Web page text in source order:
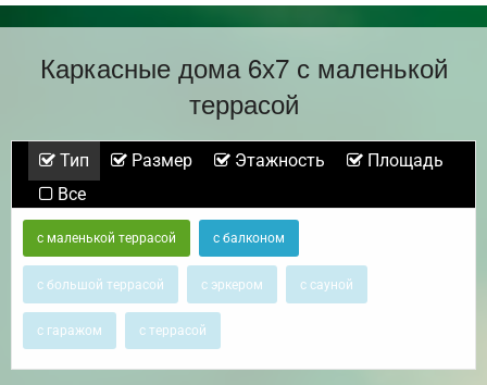
Каркасные дома 6х7 с маленькой
террасой
Тип Размер Этажность
Площадь
Все
с маленькой террасой с балконом
с большой террасой с эркером с сауной
с гаражом с террасой